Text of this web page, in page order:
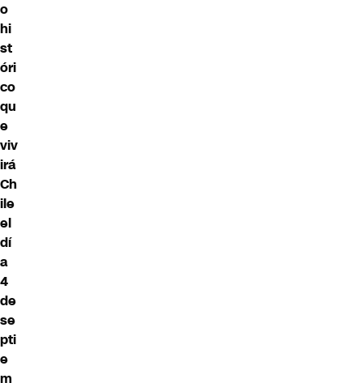
o
hi
st
óri
co
qu
e
viv
irá
Ch
ile
el
dí
a
4
de
se
pti
e
m